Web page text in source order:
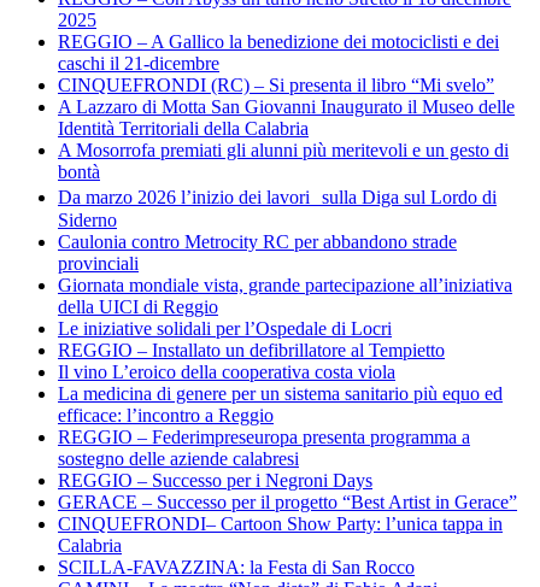
2025
REGGIO – A Gallico la benedizione dei motociclisti e dei
caschi il 21-dicembre
CINQUEFRONDI (RC) – Si presenta il libro “Mi svelo”
A Lazzaro di Motta San Giovanni Inaugurato il Museo delle
Identità Territoriali della Calabria
A Mosorrofa premiati gli alunni più meritevoli e un gesto di
bontà
Da marzo 2026 l’inizio dei lavori sulla Diga sul Lordo di
Siderno
Caulonia contro Metrocity RC per abbandono strade
provinciali
Giornata mondiale vista, grande partecipazione all’iniziativa
della UICI di Reggio
Le iniziative solidali per l’Ospedale di Locri
REGGIO – Installato un defibrillatore al Tempietto
Il vino L’eroico della cooperativa costa viola
La medicina di genere per un sistema sanitario più equo ed
efficace: l’incontro a Reggio
REGGIO – Federimpreseuropa presenta programma a
sostegno delle aziende calabresi
REGGIO – Successo per i Negroni Days
GERACE – Successo per il progetto “Best Artist in Gerace”
CINQUEFRONDI– Cartoon Show Party: l’unica tappa in
Calabria
SCILLA-FAVAZZINA: la Festa di San Rocco